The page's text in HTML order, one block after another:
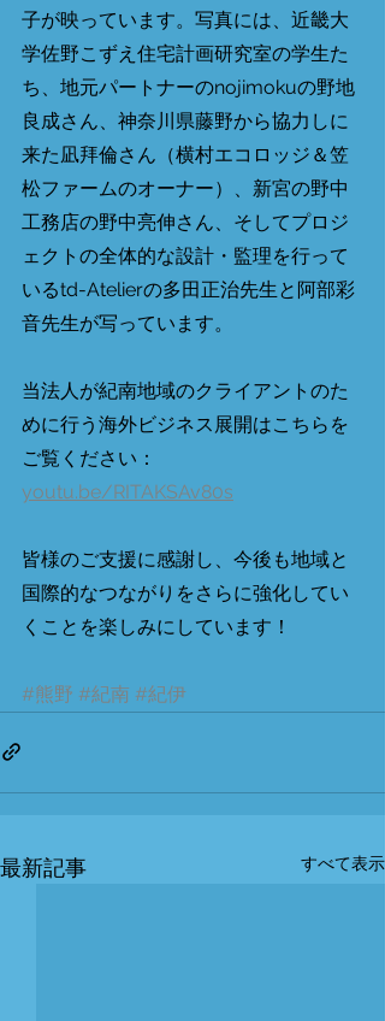
子が映っています。写真には、近畿大
学佐野こずえ住宅計画研究室の学生た
ち、地元パートナーのnojimokuの野地
良成さん、神奈川県藤野から協力しに
来た凪拜倫さん（横村エコロッジ＆笠
松ファームのオーナー）、新宮の野中
工務店の野中亮伸さん、そしてプロジ
ェクトの全体的な設計・監理を行って
いるtd-Atelierの多田正治先生と阿部彩
音先生が写っています。
当法人が紀南地域のクライアントのた
めに行う海外ビジネス展開はこちらを
ご覧ください：
youtu.be/RITAKSAv80s
皆様のご支援に感謝し、今後も地域と
国際的なつながりをさらに強化してい
くことを楽しみにしています！
#熊野 #紀南 #紀伊
最新記事 すべて表示